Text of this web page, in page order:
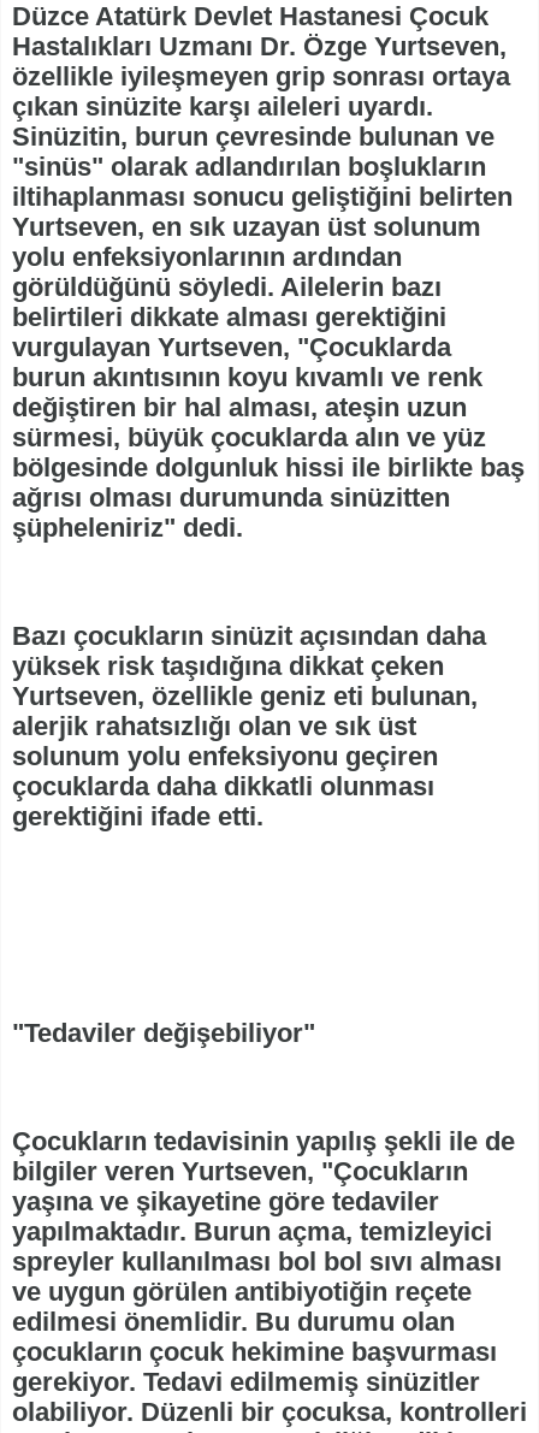
Düzce Atatürk Devlet Hastanesi Çocuk
Hastalıkları Uzmanı Dr. Özge Yurtseven,
özellikle iyileşmeyen grip sonrası ortaya
çıkan sinüzite karşı aileleri uyardı.
Sinüzitin, burun çevresinde bulunan ve
"sinüs" olarak adlandırılan boşlukların
iltihaplanması sonucu geliştiğini belirten
Yurtseven, en sık uzayan üst solunum
yolu enfeksiyonlarının ardından
görüldüğünü söyledi. Ailelerin bazı
belirtileri dikkate alması gerektiğini
vurgulayan Yurtseven, "Çocuklarda
burun akıntısının koyu kıvamlı ve renk
değiştiren bir hal alması, ateşin uzun
sürmesi, büyük çocuklarda alın ve yüz
bölgesinde dolgunluk hissi ile birlikte baş
ağrısı olması durumunda sinüzitten
şüpheleniriz" dedi.
Bazı çocukların sinüzit açısından daha
yüksek risk taşıdığına dikkat çeken
Yurtseven, özellikle geniz eti bulunan,
alerjik rahatsızlığı olan ve sık üst
solunum yolu enfeksiyonu geçiren
çocuklarda daha dikkatli olunması
gerektiğini ifade etti.
"Tedaviler değişebiliyor"
Çocukların tedavisinin yapılış şekli ile de
bilgiler veren Yurtseven, "Çocukların
yaşına ve şikayetine göre tedaviler
yapılmaktadır. Burun açma, temizleyici
spreyler kullanılması bol bol sıvı alması
ve uygun görülen antibiyotiğin reçete
edilmesi önemlidir. Bu durumu olan
çocukların çocuk hekimine başvurması
gerekiyor. Tedavi edilmemiş sinüzitler
olabiliyor. Düzenli bir çocuksa, kontrolleri